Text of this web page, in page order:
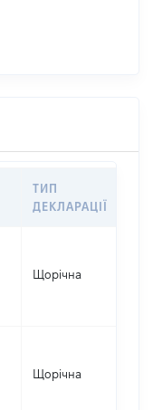
ТИП
ДЕКЛАРАЦІЇ
Щорічна
Щорічна